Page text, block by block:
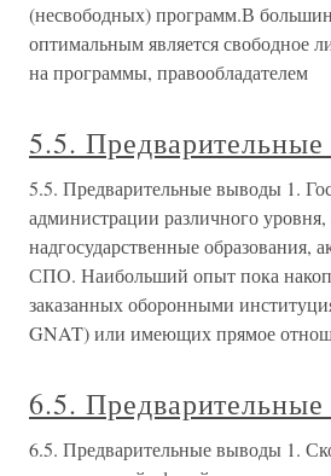
(несвободных) программ.В
оптимальным является свободное
на программы, правообладателем
5.5.
5.5. Предварительные выводы 1.
администрации различного уровня,
надгосударственные образования,
СПО. Наибольший опыт пока
заказанных оборонными
GNAT) или имеющих прямое
6.5.
6.5. Предварительные выводы 1.